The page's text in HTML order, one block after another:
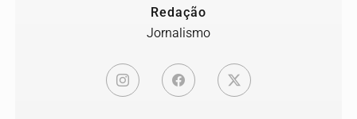
Redação
Jornalismo